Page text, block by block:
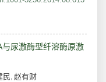
尿激酶型纤溶酶原激
民, 赵有财